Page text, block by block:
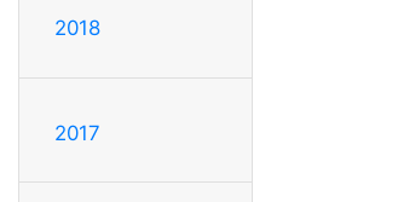
2018
2017